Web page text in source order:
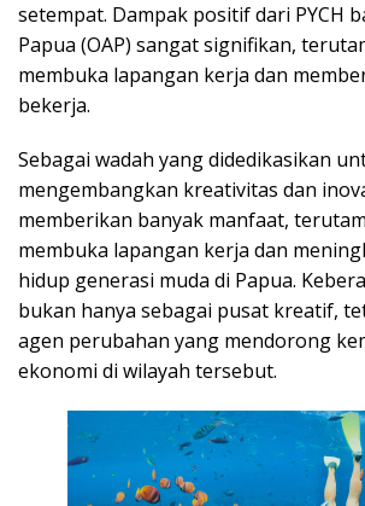
setempat. Dampak positif dari PYCH
Papua (OAP) sangat signifikan,
membuka lapangan kerja dan
bekerja.
Sebagai wadah yang didedikasikan
mengembangkan kreativitas dan
memberikan banyak manfaat,
membuka lapangan kerja dan
hidup generasi muda di Papua.
bukan hanya sebagai pusat kreatif,
agen perubahan yang mendorong
ekonomi di wilayah tersebut.